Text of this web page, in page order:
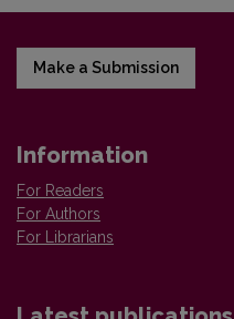
Make a Submission
Information
For Readers
For Authors
For Librarians